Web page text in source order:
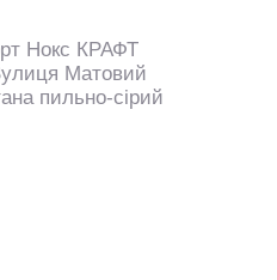
Нокс КРАФТ
Матовий
пильно-сірий